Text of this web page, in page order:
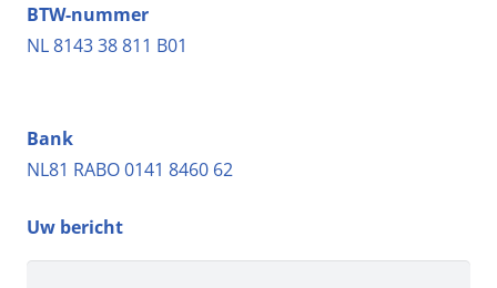
BTW-nummer
NL 8143 38 811 B01
Bank
NL81 RABO 0141 8460 62
Uw bericht